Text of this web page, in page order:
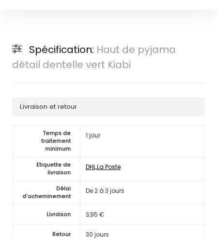
Spécification: Haut de pyjama
détail dentelle vert Kiabi
Livraison et retour
Temps de
traitement
minimum
1 jour
Etiquette de
livraison
DHL,La Poste
Délai
d'acheminement
De 2 à 3 jours
Livraison 3,95 €
Retour 30 jours